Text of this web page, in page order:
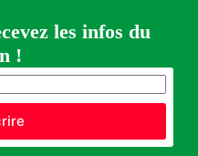
les infos du
!